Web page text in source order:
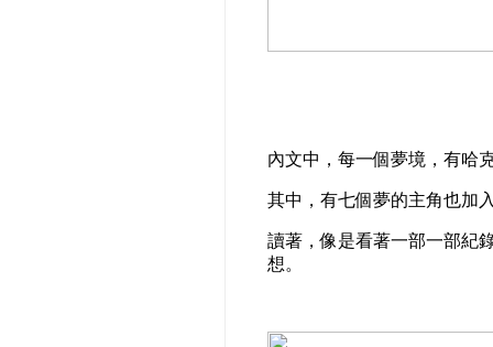
內文中，每一個夢境，有哈
其中，有七個夢的主角也加
讀著，像是看著一部一部紀
想。